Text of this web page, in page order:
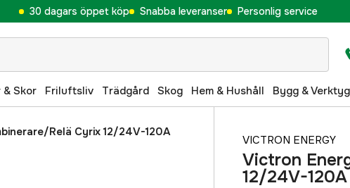
30 dagars öppet köp Snabba leveranser Personlig service
& Skor Friluftsliv Trädgård Skog Hem & Hushåll Bygg & Verktyg
Relä Cyrix 12/24V-120A
VICTRON ENERGY
Victron
12/24V-120A